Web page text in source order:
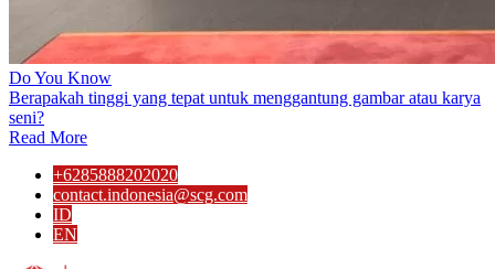
Do You Know
Berapakah tinggi yang tepat untuk menggantung gambar atau karya
seni?
Read More
+6285888202020
contact.indonesia@scg.com
ID
EN